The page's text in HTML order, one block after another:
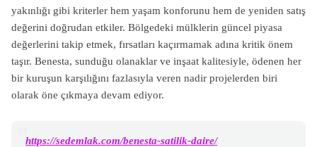
yakınlığı gibi kriterler hem yaşam konforunu hem de yeniden satış
değerini doğrudan etkiler. Bölgedeki mülklerin güncel piyasa
değerlerini takip etmek, fırsatları kaçırmamak adına kritik önem
taşır. Benesta, sunduğu olanaklar ve inşaat kalitesiyle, ödenen her
bir kuruşun karşılığını fazlasıyla veren nadir projelerden biri
olarak öne çıkmaya devam ediyor.
https://sedemlak.com/benesta-satilik-daire/